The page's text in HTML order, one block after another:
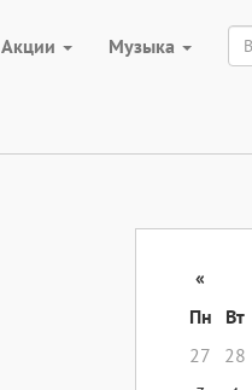
Акции Музыка
«
Пн
Вт
27
28